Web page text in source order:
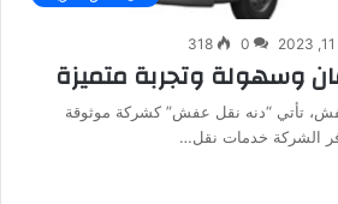
0
318
وسهولة وتجربة متميزة
تأتي “دنه نقل عفش” كشركة موثوقة
الشركة خدمات نقل…